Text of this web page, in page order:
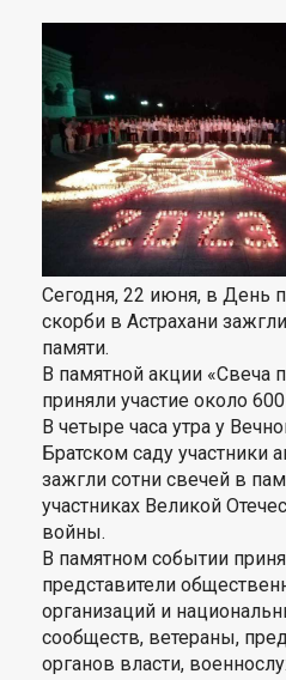
Сегодня, 22 июня, в День
скорби в Астрахани
памяти.
В памятной акции «Свеча
приняли участие около
В четыре часа утра у
Братском саду участники
зажгли сотни свечей в
участниках Великой
войны.
В памятном событии
представители
организаций и
сообществ, ветераны,
органов власти,